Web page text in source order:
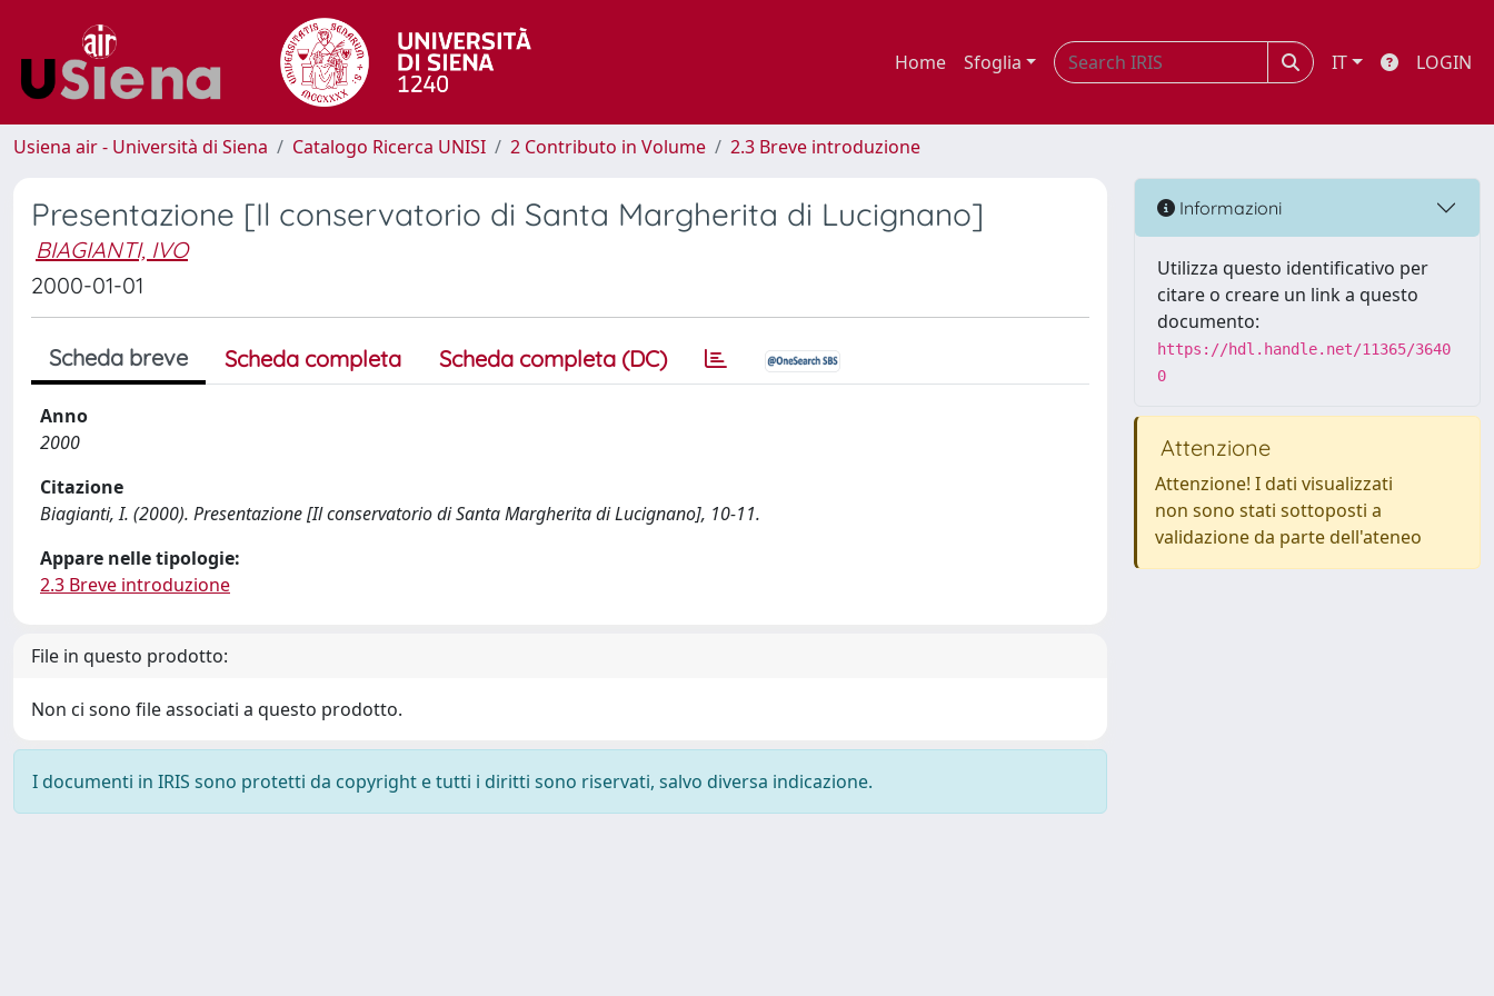
Home Sfoglia IT LOGIN
Usiena air - Università di Siena Catalogo Ricerca UNISI 2 Contributo in Volume 2.3 Breve introduzione
Presentazione [Il conservatorio di Santa Margherita di Lucignano]
BIAGIANTI, IVO
2000-01-01
Scheda breve Scheda completa Scheda completa (DC)
Anno
2000
Citazione
Biagianti, I. (2000). Presentazione [Il conservatorio di Santa Margherita di Lucignano], 10-11.
Appare nelle tipologie:
2.3 Breve introduzione
File in questo prodotto:
Non ci sono file associati a questo prodotto.
I documenti in IRIS sono protetti da copyright e tutti i diritti sono riservati, salvo diversa indicazione.
Informazioni
Utilizza questo identificativo per
citare o creare un link a questo
documento:
https://hdl.handle.net/11365/3640
0
Attenzione
Attenzione! I dati visualizzati
non sono stati sottoposti a
validazione da parte dell'ateneo